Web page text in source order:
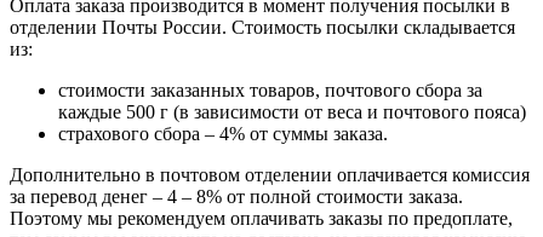
Оплата заказа производится в момент получения посылки в
отделении Почты России. Стоимость посылки складывается
из:
стоимости заказанных товаров, почтового сбора за
каждые 500 г (в зависимости от веса и почтового пояса)
страхового сбора – 4% от суммы заказа.
Дополнительно в почтовом отделении оплачивается комиссия
за перевод денег – 4 – 8% от полной стоимости заказа.
Поэтому мы рекомендуем оплачивать заказы по предоплате,